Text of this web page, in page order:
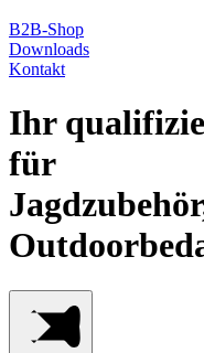
B2B-Shop
Downloads
Kontakt
Ihr
für